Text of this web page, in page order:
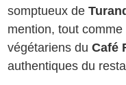
somptueux de
mention, tout
végétariens duCafé
authentiques du